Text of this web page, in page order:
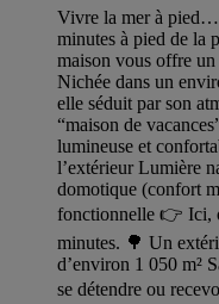
Vivre la mer à pied…
minutes à pied de la
maison vous offre
Nichée dans un
elle séduit par son
“maison de
lumineuse et
l’extérieur Lumière
domotique (confort
fonctionnelle 👉 Ici,
minutes. 🌳 Un
d’environ 1 050 m²
se détendre ou